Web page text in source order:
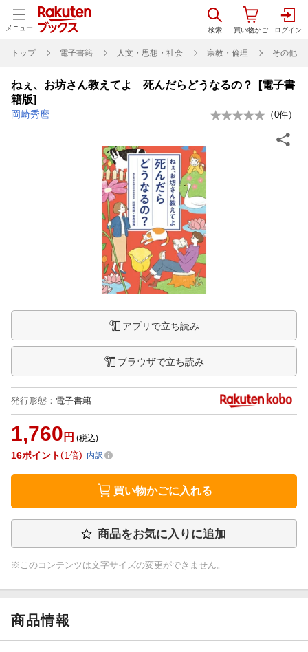
メニュー
トップ 電子書籍 人文・思想・社会 宗教・倫理 その他
ねぇ、お坊さん教えてよ 死んだらどうなるの？ [電子書
籍版]
岡崎秀麿 （0件）
アプリで立ち読み
ブラウザで立ち読み
発行形態 ： 電子書籍
1,760 円 (税込)
16ポイント 1倍 内訳
買い物かごに入れる
商品をお気に入りに追加
※このコンテンツは文字サイズの変更ができません。
商品情報